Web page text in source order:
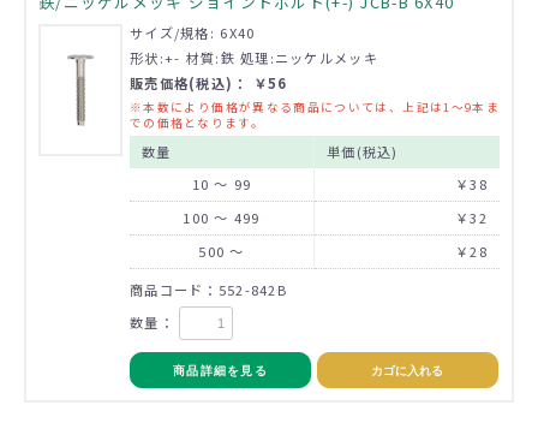
サイズ/規格: 6X40
形状:+- 材質:鉄 処理:ニッケルメッキ
販売価格(税込)： ￥56
※本数により価格が異なる商品については、上記は1～9本ま
での価格となります。
数量
単価(税込)
10 ～ 99
￥38
100 ～ 499
￥32
500 ～
￥28
商品コード：552-842B
数量：
商品詳細を見る カゴに入れる